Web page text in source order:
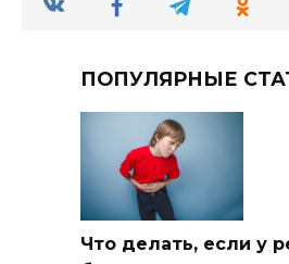
ПОПУЛЯРНЫЕ
Что делать, если у